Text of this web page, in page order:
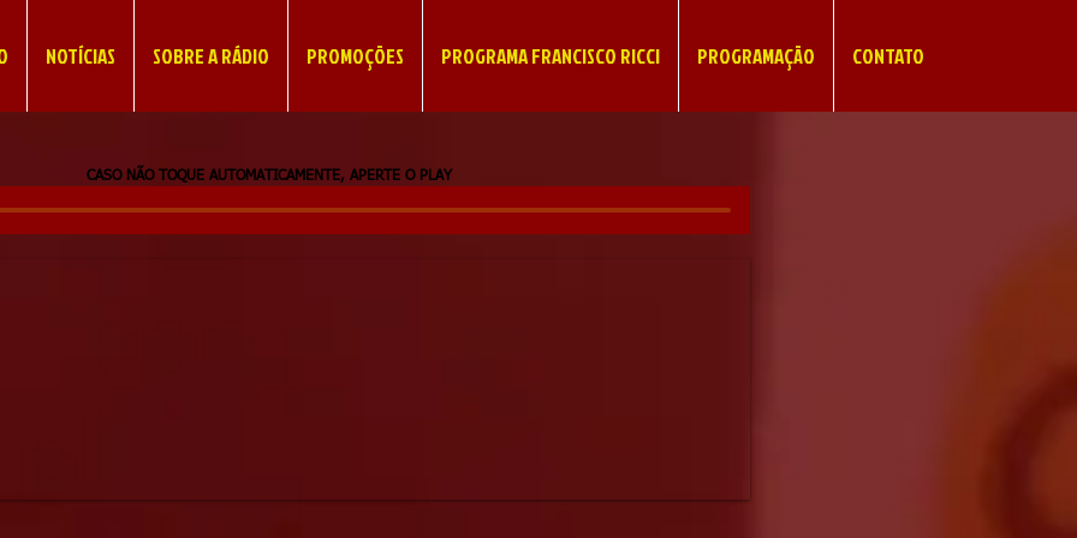
NOTÍCIAS SOBRE A RÁDIO PROMOÇÕES PROGRAMA FRANCISCO RICCI PROGRAMAÇÃO CONTATO
CASO NÃO TOQUE AUTOMATICAMENTE, APERTE O PLAY